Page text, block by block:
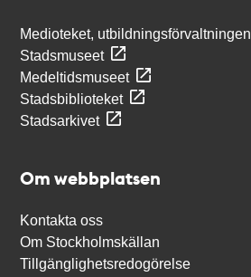
Medioteket, utbildningsförvaltningen
Stadsmuseet
Medeltidsmuseet
Stadsbiblioteket
Stadsarkivet
Om webbplatsen
Kontakta oss
Om Stockholmskällan
Tillgänglighetsredogörelse